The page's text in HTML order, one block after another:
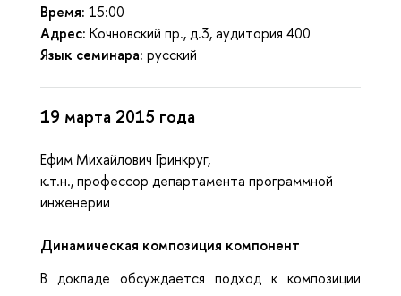
Время: 15:00
Адрес: Кочновский пр., д.3, аудитория 400
Язык семинара: русский
19 марта 2015 года
Ефим Михайлович Гринкруг,
к.т.н., профессор департамента программной
инженерии
Динамическая композиция компонент
В докладе обсуждается подход к композиции